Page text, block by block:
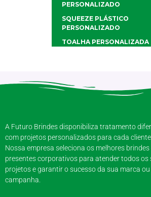
PERSONALIZADO
SQUEEZE PLÁSTICO
PERSONALIZADO
TOALHA PERSONALIZADA
A Futuro Brindes disponibiliza tratamento
com projetos personalizados para cada cliente.
Nossa empresa seleciona os melhores brindes
presentes corporativos para atender todos os
projetos e garantir o sucesso da sua marca ou
campanha.